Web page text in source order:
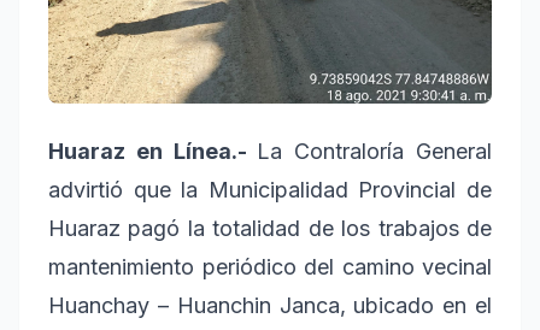
Huaraz en Línea.- La Contraloría General
advirtió que la Municipalidad Provincial de
Huaraz pagó la totalidad de los trabajos de
mantenimiento periódico del camino vecinal
Huanchay – Huanchin Janca, ubicado en el